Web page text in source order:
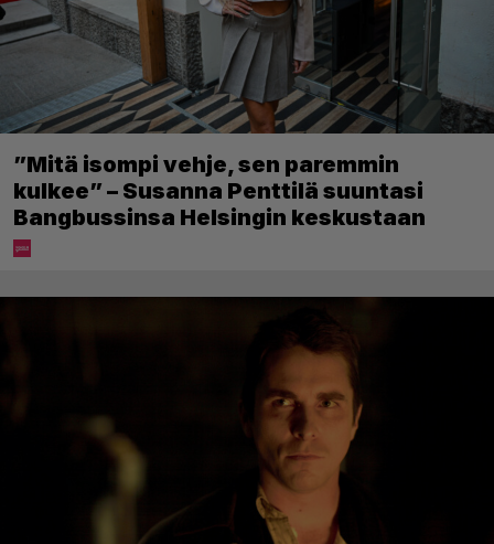
”Mitä isompi vehje, sen paremmin
kulkee” – Susanna Penttilä suuntasi
Bangbussinsa Helsingin keskustaan